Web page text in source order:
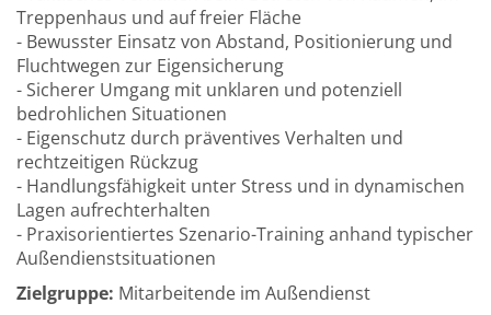
Treppenhaus und auf freier Fläche
- Bewusster Einsatz von Abstand, Positionierung und
Fluchtwegen zur Eigensicherung
- Sicherer Umgang mit unklaren und potenziell
bedrohlichen Situationen
- Eigenschutz durch präventives Verhalten und
rechtzeitigen Rückzug
- Handlungsfähigkeit unter Stress und in dynamischen
Lagen aufrechterhalten
- Praxisorientiertes Szenario-Training anhand typischer
Außendienstsituationen
Zielgruppe: Mitarbeitende im Außendienst